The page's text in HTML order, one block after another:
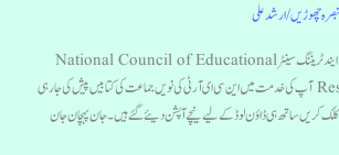
چھوڑیں/ارشد علی
نیشنل کونسل آف ایجوکیشنل ریسرچ ایند ٹریننگ سینٹر National Council of Educational
Research and Training آپ کی خدمت میں این سی ای آر ٹی کی نویں جماعت کی کتابیں پیش کی جارہی
کریں ساتھ ہی ڈاؤن لوڈ کے لیے نیچے آپشن دیئے گئے ہیں۔ جان پہچان جان